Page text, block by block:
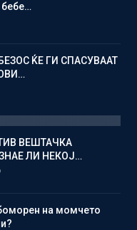
ЌЕ ГИ СПАСУВААТ
ВЕШТАЧКА
ЛИ НЕКОЈ…
на момчето